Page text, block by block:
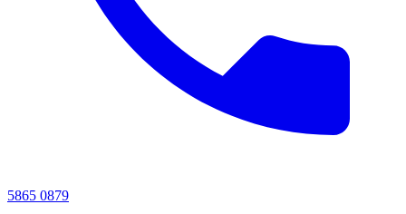
5865 0879